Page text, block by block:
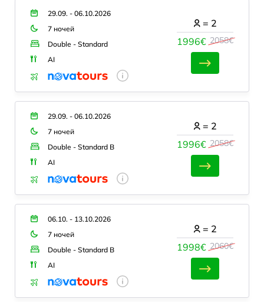
29.09. - 06.10.2026
7 ночей
Double - Standard
AI
1996€ 2058€
= 2
29.09. - 06.10.2026
7 ночей
Double - Standard B
AI
1996€ 2058€
= 2
06.10. - 13.10.2026
7 ночей
Double - Standard B
AI
1998€ 2060€
= 2